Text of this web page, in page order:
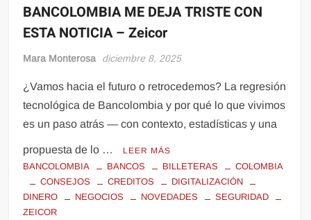
BANCOLOMBIA ME DEJA TRISTE CON
ESTA NOTICIA – Zeicor
Mara Monterosa diciembre 8, 2025
¿Vamos hacia el futuro o retrocedemos? La regresión
tecnológica de Bancolombia y por qué lo que vivimos
es un paso atrás — con contexto, estadísticas y una
propuesta de lo … LEER MÁS
BANCOLOMBIA BANCOS BILLETERAS
COLOMBIA
CONSEJOS
CREDITOS
DIGITALIZACIÓN
DINERO
NEGOCIOS NOVEDADES
SEGURIDAD
ZEICOR